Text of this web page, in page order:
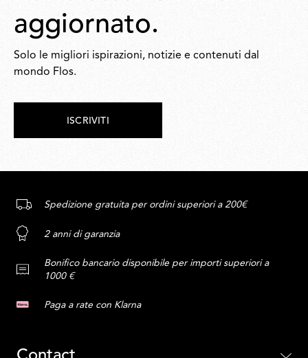
aggiornato.
Solo le migliori ispirazioni, notizie e contenuti dal
mondo Flos.
ISCRIVITI
Spedizione gratuita per ordini superiori a 200€
2 anni di garanzia
Bonifico bancario disponibile per importi superiori a
1000 €
Paga a rate con Klarna